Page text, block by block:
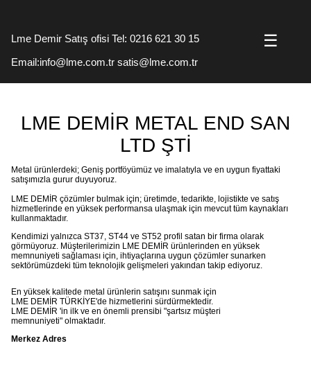
☰
Lme Demir Satış ofisi Tel: 0216 621 30 15
Email:info@lme.com.tr satis@lme.com.tr
LME DEMİR METAL END SAN
LTD ŞTİ
Metal ürünlerdeki; Geniş portföyümüz ve imalatıyla ve en uygun fiyattaki
satışımızla gurur duyuyoruz.
LME DEMİR çözümler bulmak için; üretimde, tedarikte, lojistikte ve satış
hizmetlerinde en yüksek performansa ulaşmak için mevcut tüm kaynakları
kullanmaktadır.
Kendimizi yalnızca ST37, ST44 ve ST52 profil satan bir firma olarak
görmüyoruz. Müşterilerimizin LME DEMİR ürünlerinden en yüksek
memnuniyeti sağlaması için, ihtiyaçlarına uygun çözümler sunarken
sektörümüzdeki tüm teknolojik gelişmeleri yakından takip ediyoruz.
En yüksek kalitede metal ürünlerin satışını sunmak için
LME DEMİR TÜRKİYE'de hizmetlerini sürdürmektedir.
LME DEMİR 'in ilk ve en önemli prensibi "şartsız müşteri
memnuniyeti" olmaktadır.
Merkez Adres